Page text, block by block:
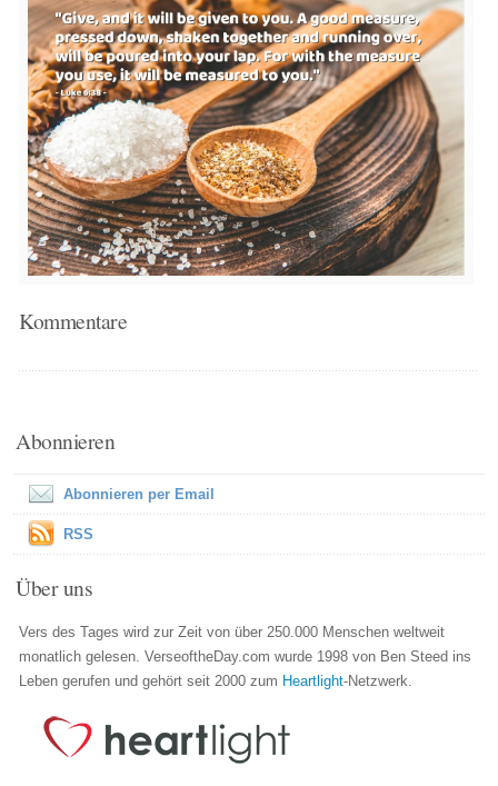
Kommentare
Abonnieren
Abonnieren per Email
RSS
Über uns
Vers des Tages wird zur Zeit von über 250.000 Menschen weltweit
monatlich gelesen. VerseoftheDay.com wurde 1998 von Ben Steed ins
Leben gerufen und gehört seit 2000 zum Heartlight-Netzwerk.